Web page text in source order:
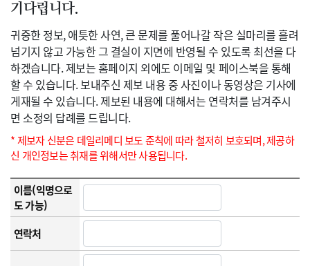
기다립니다.
귀중한 정보, 애틋한 사연, 큰 문제를 풀어나갈 작은 실마리를 흘려
넘기지 않고 가능한 그 결실이 지면에 반영될 수 있도록 최선을 다
하겠습니다. 제보는 홈페이지 외에도 이메일 및 페이스북을 통해
할 수 있습니다. 보내주신 제보 내용 중 사진이나 동영상은 기사에
게재될 수 있습니다. 제보된 내용에 대해서는 연락처를 남겨주시
면 소정의 답례를 드립니다.
* 제보자 신분은 데일리메디 보도 준칙에 따라 철저히 보호되며, 제공하
신 개인정보는 취재를 위해서만 사용됩니다.
이름(익명으로
도 가능)
연락처